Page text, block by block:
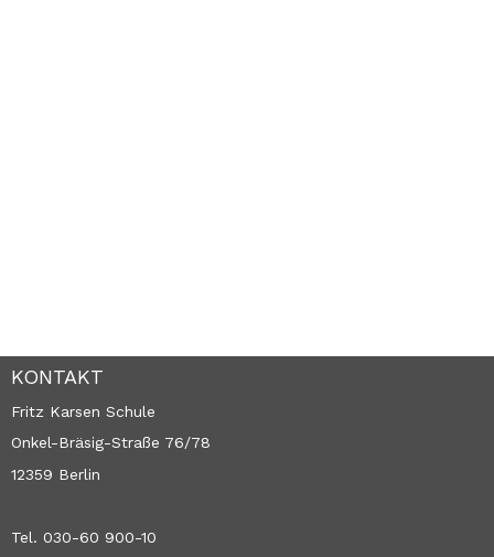
KONTAKT
Fritz Karsen Schule
Onkel-Bräsig-Straße 76/78
12359 Berlin
Tel. 030-60 900-10